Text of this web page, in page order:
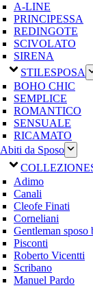
A-LINE
PRINCIPESSA
REDINGOTE
SCIVOLATO
SIRENA
STILESPOSA
BOHO CHIC
SEMPLICE
ROMANTICO
SENSUALE
RICAMATO
Abiti da Sposo
COLLEZIONE
Adimo
Canali
Cleofe Finati
Corneliani
Gentleman
Pisconti
Roberto Vicentti
Scribano
Manuel Pardo